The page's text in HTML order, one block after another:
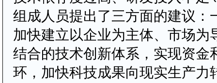
组成人员提出了三方面的建议：
加快建立以企业为主体、市场为
结合的技术创新体系，实现资金
环，加快科技成果向现实生产力